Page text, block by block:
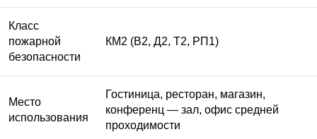
Класс
пожарной
безопасности
КМ2 (В2, Д2, Т2, РП1)
Место
использования
Гостиница, ресторан, магазин,
конференц — зал, офис средней
проходимости